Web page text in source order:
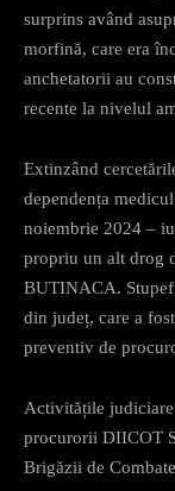
surprins având
morfină, care era
anchetatorii au
recente la nivelul
Extinzând
dependența
noiembrie 2024 –
propriu un alt drog
BUTINACA.
din județ, care a
preventiv de
Activitățile judiciare
procurorii DIICOT
Brigăzii de